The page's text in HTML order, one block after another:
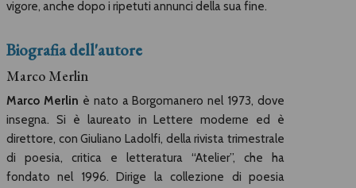
vigore, anche dopo i ripetuti annunci della sua fine.
Biografia dell'autore
Marco Merlin
Marco Merlin è nato a Borgomanero nel 1973, dove
insegna. Si è laureato in Lettere moderne ed è
direttore, con Giuliano Ladolfi, della rivista trimestrale
di poesia, critica e letteratura “Atelier”, che ha
fondato nel 1996. Dirige la collezione di poesia